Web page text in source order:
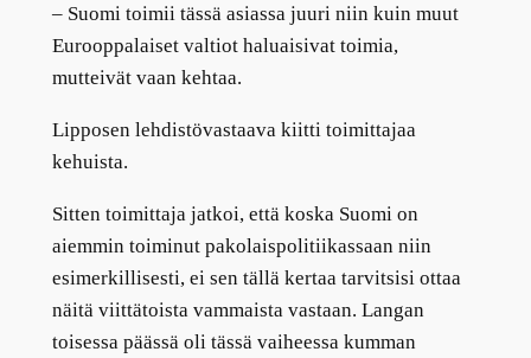
– Suomi toimii tässä asiassa juuri niin kuin muut
Eurooppalaiset valtiot haluaisivat toimia,
mutteivät vaan kehtaa.
Lipposen lehdistövastaava kiitti toimittajaa
kehuista.
Sitten toimittaja jatkoi, että koska Suomi on
aiemmin toiminut pakolaispolitiikassaan niin
esimerkillisesti, ei sen tällä kertaa tarvitsisi ottaa
näitä viittätoista vammaista vastaan. Langan
toisessa päässä oli tässä vaiheessa kumman